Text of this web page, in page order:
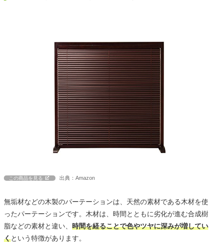
この商品を見る 出典：Amazon
無垢材などの木製のパーテーションは、天然の素材である木材を使
ったパーテーションです。木材は、時間とともに劣化が進む合成樹
脂などの素材と違い、 時間を経ることで色やツヤに深みが増してい
くという特徴があります。